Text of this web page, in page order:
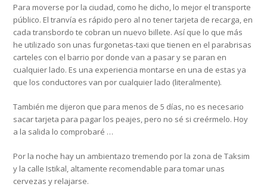
Para moverse por la ciudad, como he dicho, lo mejor el transporte
público. El tranvía es rápido pero al no tener tarjeta de recarga, en
cada transbordo te cobran un nuevo billete. Así que lo que más
he utilizado son unas furgonetas-taxi que tienen en el parabrisas
carteles con el barrio por donde van a pasar y se paran en
cualquier lado. Es una experiencia montarse en una de estas ya
que los conductores van por cualquier lado (literalmente).
También me dijeron que para menos de 5 días, no es necesario
sacar tarjeta para pagar los peajes, pero no sé si creérmelo. Hoy
a la salida lo comprobaré …
Por la noche hay un ambientazo tremendo por la zona de Taksim
y la calle Istikal, altamente recomendable para tomar unas
cervezas y relajarse.